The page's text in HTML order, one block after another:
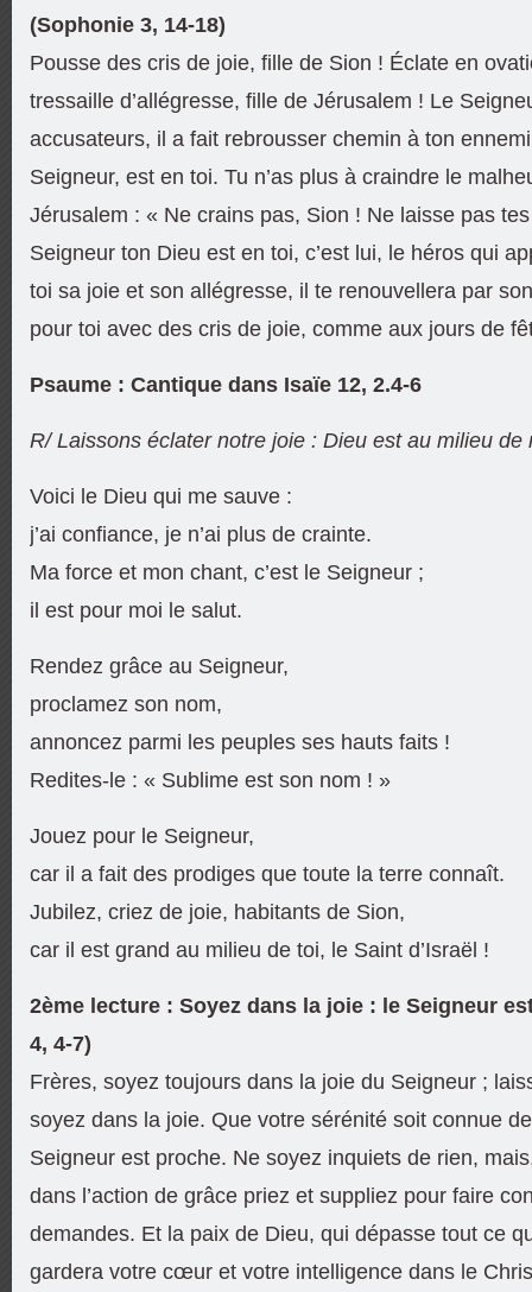
(Sophonie 3, 14-18)
Pousse des cris de joie, fille de Sion ! Éclate en
tressaille d’allégresse, fille de Jérusalem ! Le
accusateurs, il a fait rebrousser chemin à ton
Seigneur, est en toi. Tu n’as plus à craindre le
Jérusalem : « Ne crains pas, Sion ! Ne laisse pas
Seigneur ton Dieu est en toi, c’est lui, le héros qui
toi sa joie et son allégresse, il te renouvellera par
pour toi avec des cris de joie, comme aux jours de
Psaume : Cantique dans Isaïe 12, 2.4-6
R/ Laissons éclater notre joie : Dieu est au milieu de
Voici le Dieu qui me sauve :
j’ai confiance, je n’ai plus de crainte.
Ma force et mon chant, c’est le Seigneur ;
il est pour moi le salut.
Rendez grâce au Seigneur,
proclamez son nom,
annoncez parmi les peuples ses hauts faits !
Redites-le : « Sublime est son nom ! »
Jouez pour le Seigneur,
car il a fait des prodiges que toute la terre connaît.
Jubilez, criez de joie, habitants de Sion,
car il est grand au milieu de toi, le Saint d’Israël !
2ème lecture : Soyez dans la joie : le Seigneur
4, 4-7)
Frères, soyez toujours dans la joie du Seigneur ;
soyez dans la joie. Que votre sérénité soit connue
Seigneur est proche. Ne soyez inquiets de rien,
dans l’action de grâce priez et suppliez pour faire
demandes. Et la paix de Dieu, qui dépasse tout ce
gardera votre cœur et votre intelligence dans le